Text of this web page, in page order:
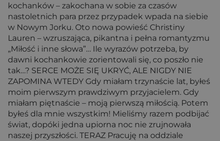
kochanków – zakochana w sobie za czasów
nastoletnich para przez przypadek wpada na siebie
w Nowym Jorku. Oto nowa powieść Christiny
Lauren – wzruszająca, pikantna i pełna romantyzmu
„Miłość i inne słowa”… Ile wyrazów potrzeba, by
dawni kochankowie zorientowali się, co poszło nie
tak…? SERCE MOŻE SIĘ UKRYĆ, ALE NIGDY NIE
ZAPOMINA WTEDY Gdy miałam trzynaście lat, byłeś
moim pierwszym prawdziwym przyjacielem. Gdy
miałam piętnaście – moją pierwszą miłością. Potem
byłeś dla mnie wszystkim! Mieliśmy razem podbijać
świat, dopóki jedna upiorna noc nie zrujnowała
naszej przyszłości. TERAZ Pracuję na oddziale